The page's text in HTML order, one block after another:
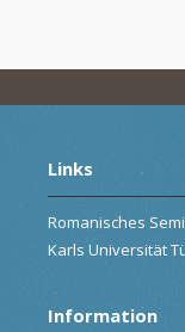
Links
Romanisches
Karls Universität
Information